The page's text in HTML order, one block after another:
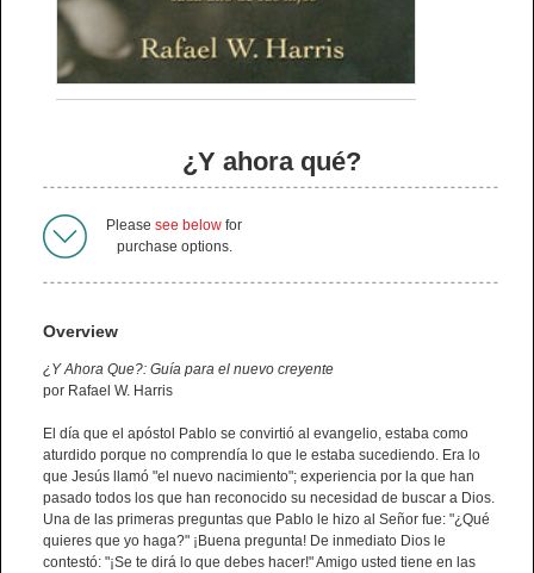
¿Y ahora qué?
Please see below for
purchase options.
Overview
¿Y Ahora Que?: Guía para el nuevo creyente
por Rafael W. Harris
El día que el apóstol Pablo se convirtió al evangelio, estaba como
aturdido porque no comprendía lo que le estaba sucediendo. Era lo
que Jesús llamó "el nuevo nacimiento"; experiencia por la que han
pasado todos los que han reconocido su necesidad de buscar a Dios.
Una de las primeras preguntas que Pablo le hizo al Señor fue: "¿Qué
quieres que yo haga?" ¡Buena pregunta! De inmediato Dios le
contestó: "¡Se te dirá lo que debes hacer!" Amigo usted tiene en las